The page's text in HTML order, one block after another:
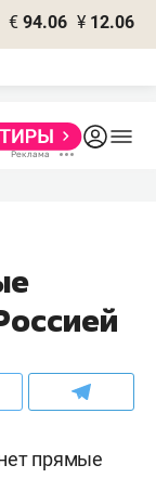
€ 94.06 ¥ 12.06
прямые